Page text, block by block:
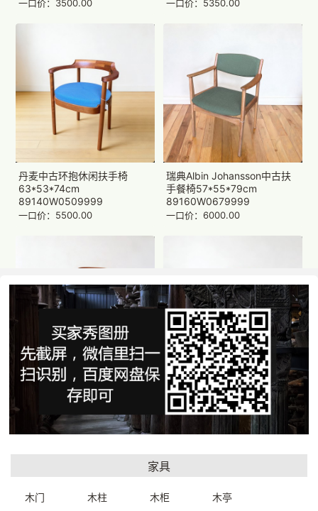
一口价：3500.00 一口价：5350.00
丹麦中古环抱休闲扶手椅
63*53*74cm
89140W0509999
一口价：5500.00
瑞典Albin Johansson中古扶
手餐椅57*55*79cm
89160W0679999
一口价：6000.00
索奈特风格餐椅52*45*91cm
8932000199999
一口价：1500.00
中古梯形靠背椅49*42*95cm
8972000699999
一口价：2800.00
家具
木门 木柱 木柜 木亭